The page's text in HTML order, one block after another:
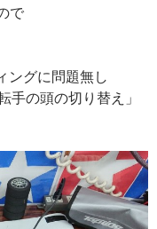
で
ングに問題無し
手の頭の切り替え」